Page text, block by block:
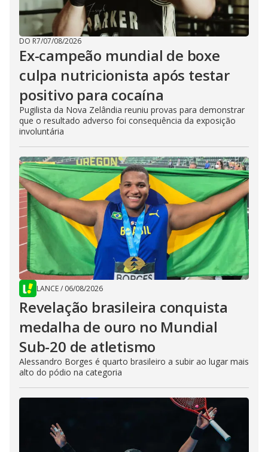
DO R7/07/08/2026
Ex-campeão mundial de boxe
culpa nutricionista após testar
positivo para cocaína
Pugilista da Nova Zelândia reuniu provas para demonstrar
que o resultado adverso foi consequência da exposição
involuntária
LANCE/ 06/08/2026
Revelação brasileira conquista
medalha de ouro no Mundial
Sub-20 de atletismo
Alessandro Borges é quarto brasileiro a subir ao lugar mais
alto do pódio na categoria